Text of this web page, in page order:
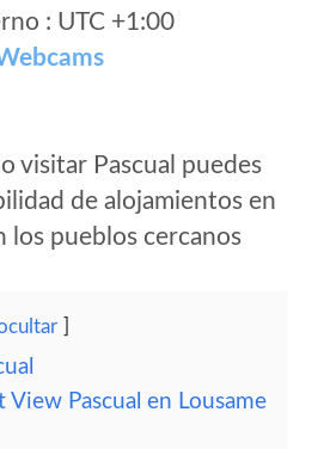
: UTC +1:00
visitar Pascual puedes
de alojamientos en
los pueblos cercanos
View Pascual en Lousame